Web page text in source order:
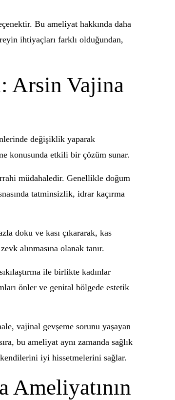
Bu ameliyat hakkında daha
ihtiyaçları farklı olduğundan,
Arsin Vajina
değişiklik yaparak
konusunda etkili bir çözüm sunar.
müdahaledir. Genellikle doğum
tatminsizlik, idrar kaçırma
doku ve kası çıkararak, kas
alınmasına olanak tanır.
ile birlikte kadınlar
önler ve genital bölgede estetik
vajinal gevşeme sorunu yaşayan
bu ameliyat aynı zamanda sağlık
kendilerini iyi hissetmelerini sağlar.
Ameliyatının